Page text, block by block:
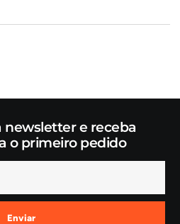
newsletter e receba
o primeiro pedido
Enviar